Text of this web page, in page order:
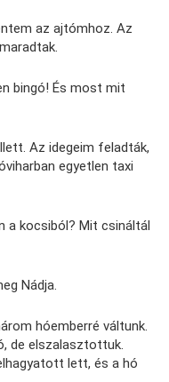
az ajtómhoz. Az
bingó! És most mit
Az idegeim feladták,
egyetlen taxi
a kocsiból? Mit csináltál
Nádja.
hóemberré váltunk.
de elszalasztottuk.
lett, és a hó